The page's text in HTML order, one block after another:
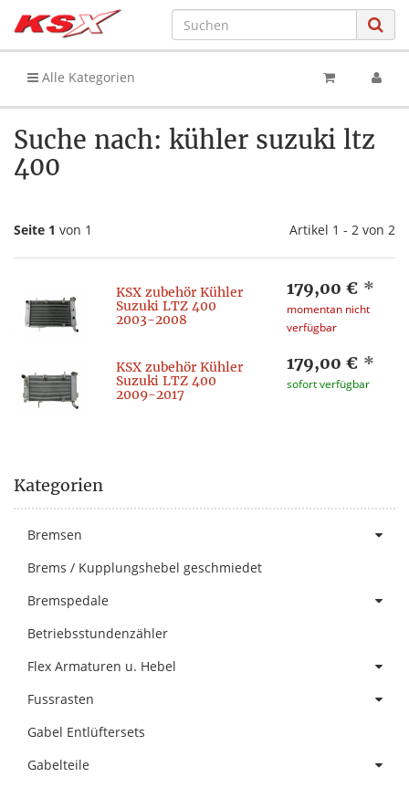
Alle Kategorien
Suche nach: kühler suzuki ltz
400
Seite 1 von 1 Artikel 1 - 2 von 2
KSX zubehör Kühler
Suzuki LTZ 400
2003-2008
179,00 € *
momentan nicht
verfügbar
KSX zubehör Kühler
Suzuki LTZ 400
2009-2017
179,00 € *
sofort verfügbar
Kategorien
Bremsen
Brems / Kupplungshebel geschmiedet
Bremspedale
Betriebsstundenzähler
Flex Armaturen u. Hebel
Fussrasten
Gabel Entlüftersets
Gabelteile